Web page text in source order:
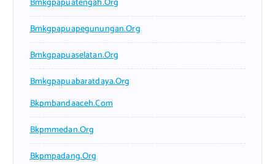
Bmkgpapuapegunungan.org
Bmkgpapuaselatan.org
Bmkgpapuabaratdaya.org
Bkpmbandaaceh.com
Bkpmmedan.org
Bkpmpadang.org